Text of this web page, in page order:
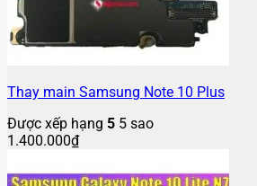
Thay main Samsung Note 10 Plus
Được xếp hạng 5 5 sao
1.400.000₫